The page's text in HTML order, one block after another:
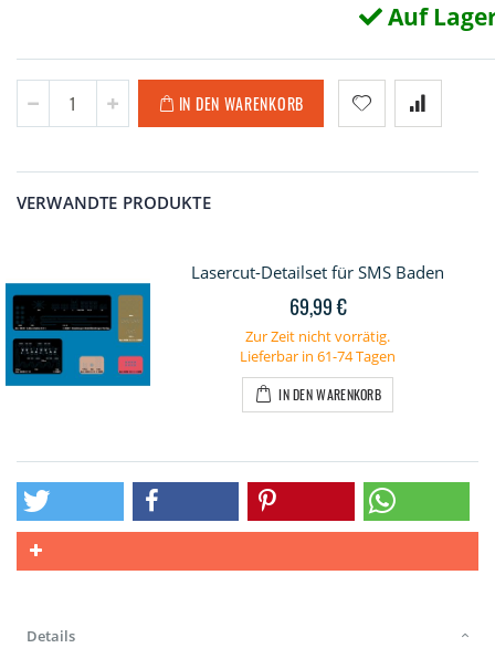
Auf
IN DEN WARENKORB
VERWANDTE PRODUKTE
Lasercut-Detailset für SMS Baden
69,99 €
Zur Zeit nicht vorrätig.
Lieferbar in 61-74 Tagen
IN DEN WARENKORB
Details